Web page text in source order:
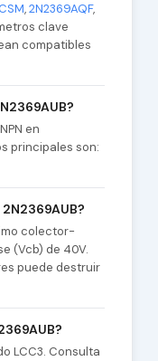
,2N2369AQF,
clave
compatibles
en
principales son:
colector-
(Vcb) de 40V.
puede destruir
LCC3. Consulta